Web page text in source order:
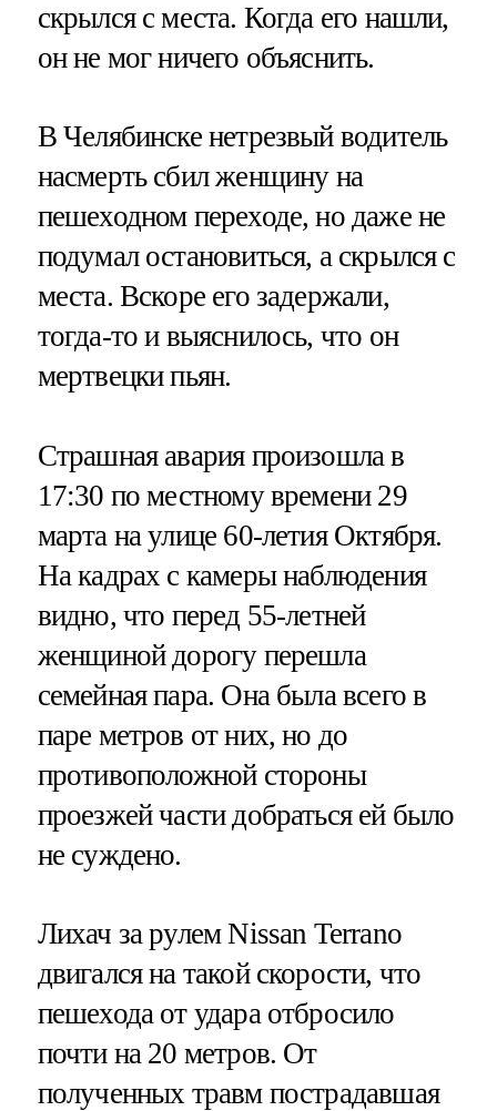
скрылся с места. Когда его нашли,
он не мог ничего объяснить.
В Челябинске нетрезвый водитель
насмерть сбил женщину на
пешеходном переходе, но даже не
подумал остановиться, а скрылся с
места. Вскоре его задержали,
тогда-то и выяснилось, что он
мертвецки пьян.
Страшная авария произошла в
17:30 по местному времени 29
марта на улице 60-летия Октября.
На кадрах с камеры наблюдения
видно, что перед 55-летней
женщиной дорогу перешла
семейная пара. Она была всего в
паре метров от них, но до
противоположной стороны
проезжей части добраться ей было
не суждено.
Лихач за рулем Nissan Terrano
двигался на такой скорости, что
пешехода от удара отбросило
почти на 20 метров. От
полученных травм пострадавшая